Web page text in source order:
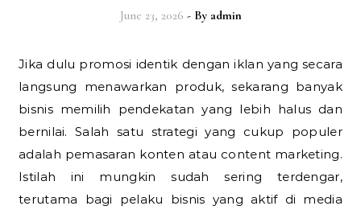
June 23, 2026 - By admin
Jika dulu promosi identik dengan iklan yang secara
langsung menawarkan produk, sekarang banyak
bisnis memilih pendekatan yang lebih halus dan
bernilai. Salah satu strategi yang cukup populer
adalah pemasaran konten atau content marketing.
Istilah ini mungkin sudah sering terdengar,
terutama bagi pelaku bisnis yang aktif di media